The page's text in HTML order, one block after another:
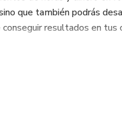
que también podrás
conseguir resultados en